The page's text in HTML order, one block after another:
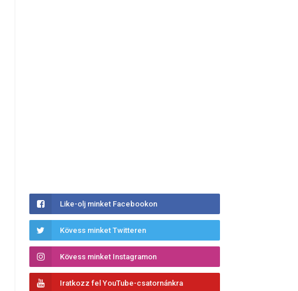
Like-olj minket Facebookon
Kövess minket Twitteren
Kövess minket Instagramon
Iratkozz fel YouTube-csatornánkra